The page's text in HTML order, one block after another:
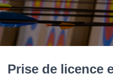
Prise de licence